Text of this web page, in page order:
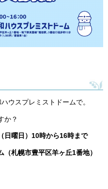
ウスプレミストドームで。
か？
日曜日）10時から16時まで
札幌市豊平区羊ヶ丘1番地）